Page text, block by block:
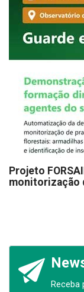
Projeto
monitorização
Receba